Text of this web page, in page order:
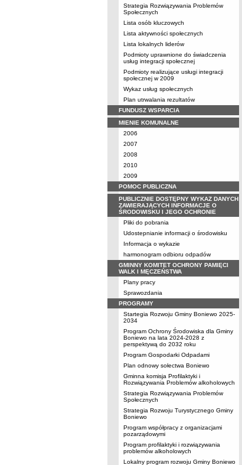
Strategia Rozwiązywania Problemów
Społecznych
Lista osób kluczowych
Lista aktywności społecznych
Lista lokalnych liderów
Podmioty uprawnione do świadczenia
usług integracji społecznej
Podmioty realizujące usługi integracji
społecznej w 2009
Wykaz usług społecznych
Plan utrwalania rezultatów
FUNDUSZ WSPARCIA
MIENIE KOMUNALNE
2006
2007
2008
2010
2009
POMOC PUBLICZNA
PUBLICZNIE DOSTĘPNY WYKAZ DANYCH
ZAWIERAJĄCYCH INFORMACJE O
ŚRODOWISKU I JEGO OCHRONIE
Pliki do pobrania
Udostepnianie informacji o środowisku
Informacja o wykazie
harmonogram odbioru odpadów
GMINNY KOMITET OCHRONY PAMIĘCI
WALK I MĘCZEŃSTWA
Plany pracy
Sprawozdania
PROGRAMY
Startegia Rozwoju Gminy Boniewo 2025-
2034
Program Ochrony Środowiska dla Gminy
Boniewo na lata 2024-2028 z
perspektywą do 2032 roku
Program Gospodarki Odpadami
Plan odnowy sołectwa Boniewo
Gminna komisja Profilaktyki i
Rozwiązywania Problemów alkoholowych
Strategia Rozwiązywania Problemów
Społecznych
Strategia Rozwoju Turystycznego Gminy
Boniewo
Program współpracy z organizacjami
pozarządowymi
Program profilaktyki i rozwiązywania
problemów alkoholowych
Lokalny program rozwoju Gminy Boniewo